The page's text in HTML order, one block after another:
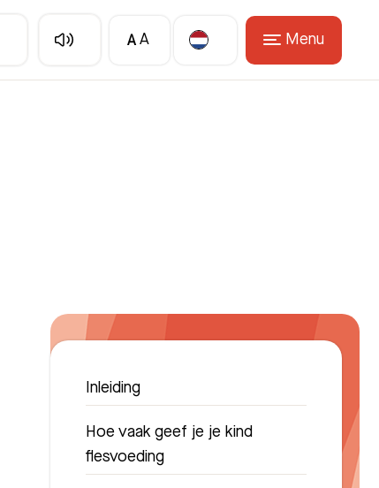
A A Menu
Inleiding
Hoe vaak geef je je kind
flesvoeding